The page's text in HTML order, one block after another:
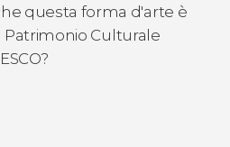
questa forma d'arte è
Patrimonio Culturale